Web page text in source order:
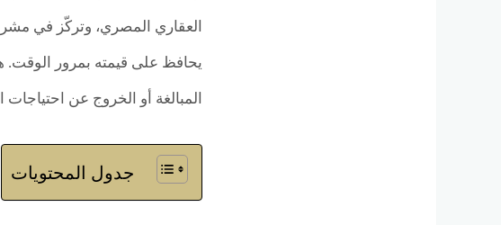
العقاري المصري، وتركّز في
يحافظ على قيمته بمرور الوقت.
المبالغة أو الخروج عن احتياجات
جدول المحتويات